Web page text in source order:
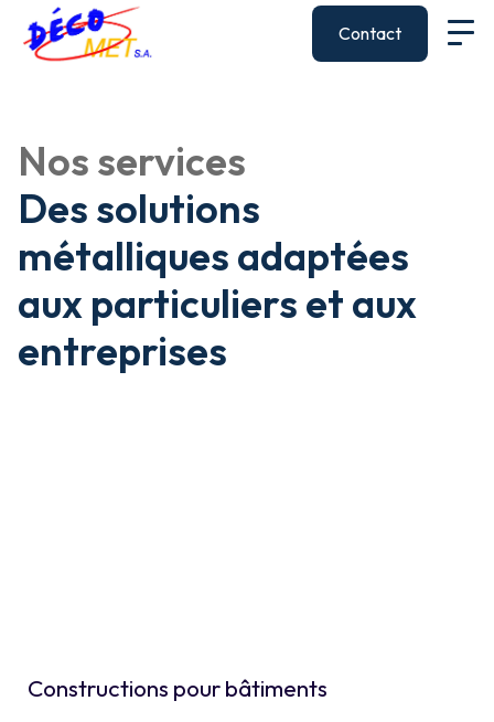
Contact
Nos services
Des solutions
métalliques adaptées
aux particuliers et aux
entreprises
Constructions pour bâtiments